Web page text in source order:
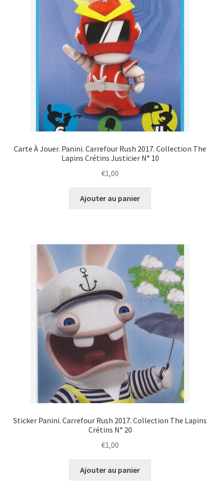
Carte À Jouer. Panini. Carrefour Rush 2017. Collection The
Lapins Crétins Justicier N° 10
€1,00
Ajouter au panier
Sticker Panini. Carrefour Rush 2017. Collection The Lapins
Crétins N° 20
€1,00
Ajouter au panier